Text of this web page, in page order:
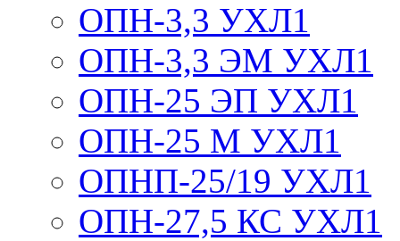
ОПН-3,3 УХЛ1
ОПН-3,3 ЭМ УХЛ1
ОПН-25 ЭП УХЛ1
ОПН-25 М УХЛ1
ОПНП-25/19 УХЛ1
ОПН-27,5 КС УХЛ1